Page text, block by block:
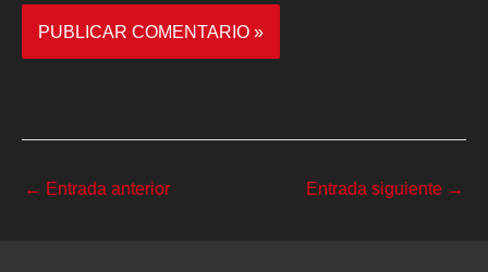
← Entrada anterior Entrada siguiente →